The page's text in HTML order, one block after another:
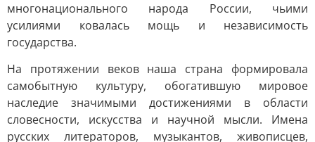
многонационального народа России, чьими
усилиями ковалась мощь и независимость
государства.
На протяжении веков наша страна формировала
самобытную культуру, обогатившую мировое
наследие значимыми достижениями в области
словесности, искусства и научной мысли. Имена
русских литераторов, музыкантов, живописцев,